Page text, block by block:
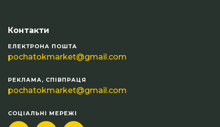
Контакти
ЕЛЕКТРОНА ПОШТА
pochatokmarket@gmail.com
РЕКЛАМА, СПІВПРАЦЯ
pochatokmarket@gmail.com
СОЦІАЛЬНІ МЕРЕЖІ